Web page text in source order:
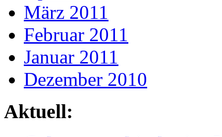
März 2011
Februar 2011
Januar 2011
Dezember 2010
Aktuell: